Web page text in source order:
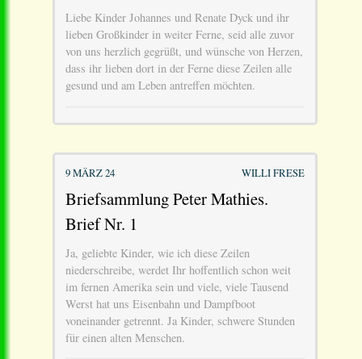
Liebe Kinder Johannes und Renate Dyck und ihr
lieben Großkinder in weiter Ferne, seid alle zuvor
von uns herzlich gegrüßt, und wünsche von Herzen,
dass ihr lieben dort in der Ferne diese Zeilen alle
gesund und am Leben antreffen möchten.
9 MÄRZ 24 WILLI FRESE
Briefsammlung Peter Mathies.
Brief Nr. 1
Ja, geliebte Kinder, wie ich diese Zeilen
niederschreibe, werdet Ihr hoffentlich schon weit
im fernen Amerika sein und viele, viele Tausend
Werst hat uns Eisenbahn und Dampfboot
voneinander getrennt. Ja Kinder, schwere Stunden
für einen alten Menschen.